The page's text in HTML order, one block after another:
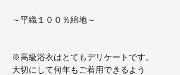
～平織１００％綿地～
※高級浴衣はとてもデリケートです。
大切にして何年もご着用できるよう